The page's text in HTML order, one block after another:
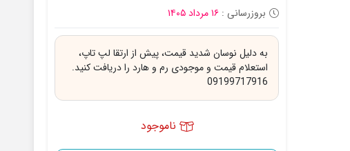
بروزرسانی : ۱۶ مرداد ۱۴۰۵
به دلیل نوسان شدید قیمت، پیش از ارتقا لپ تاپ،
استعلام قیمت و موجودی رم و هارد را دریافت کنید.
09199717916
ناموجود